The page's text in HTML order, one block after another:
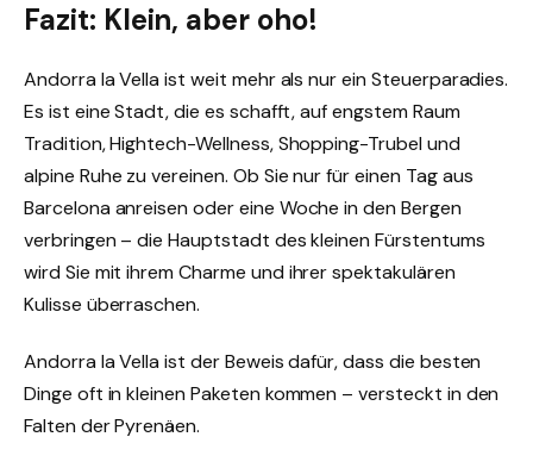
Fazit: Klein, aber oho!
Andorra la Vella ist weit mehr als nur ein Steuerparadies.
Es ist eine Stadt, die es schafft, auf engstem Raum
Tradition, Hightech-Wellness, Shopping-Trubel und
alpine Ruhe zu vereinen. Ob Sie nur für einen Tag aus
Barcelona anreisen oder eine Woche in den Bergen
verbringen – die Hauptstadt des kleinen Fürstentums
wird Sie mit ihrem Charme und ihrer spektakulären
Kulisse überraschen.
Andorra la Vella ist der Beweis dafür, dass die besten
Dinge oft in kleinen Paketen kommen – versteckt in den
Falten der Pyrenäen.